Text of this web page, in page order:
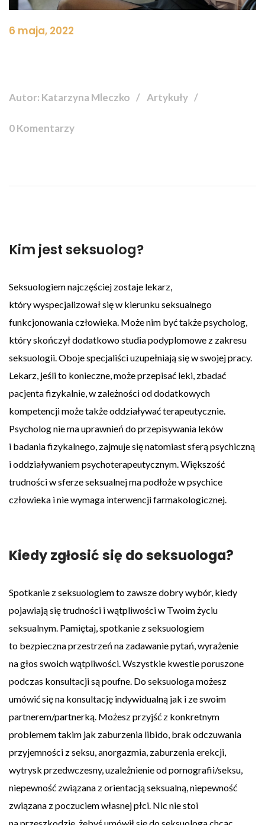
6 maja, 2022
Autor: Katarzyna Mleczko Artykuły
0 Komentarzy
Kim jest seksuolog?
Seksuologiem najczęściej zostaje lekarz,
który wyspecjalizował się w kierunku seksualnego
funkcjonowania człowieka. Może nim być także psycholog,
który skończył dodatkowo studia podyplomowe z zakresu
seksuologii. Oboje specjaliści uzupełniają się w swojej pracy.
Lekarz, jeśli to konieczne, może przepisać leki, zbadać
pacjenta fizykalnie, w zależności od dodatkowych
kompetencji może także oddziaływać terapeutycznie.
Psycholog nie ma uprawnień do przepisywania leków
i badania fizykalnego, zajmuje się natomiast sferą psychiczną
i oddziaływaniem psychoterapeutycznym. Większość
trudności w sferze seksualnej ma podłoże w psychice
człowieka i nie wymaga interwencji farmakologicznej.
Kiedy zgłosić się do seksuologa?
Spotkanie z seksuologiem to zawsze dobry wybór, kiedy
pojawiają się trudności i wątpliwości w Twoim życiu
seksualnym. Pamiętaj, spotkanie z seksuologiem
to bezpieczna przestrzeń na zadawanie pytań, wyrażenie
na głos swoich wątpliwości. Wszystkie kwestie poruszone
podczas konsultacji są poufne. Do seksuologa możesz
umówić się na konsultację indywidualną jak i ze swoim
partnerem/partnerką. Możesz przyjść z konkretnym
problemem takim jak zaburzenia libido, brak odczuwania
przyjemności z seksu, anorgazmia, zaburzenia erekcji,
wytrysk przedwczesny, uzależnienie od pornografii/seksu,
niepewność związana z orientacją seksualną, niepewność
związana z poczuciem własnej płci. Nic nie stoi